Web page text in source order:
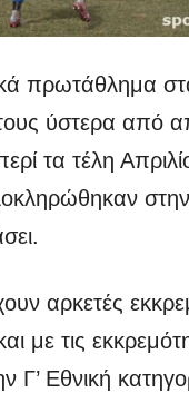
πρωτάθλημα
ύστερα από
τα τέλη
αρκετές
με τις
Γ’ Εθνική